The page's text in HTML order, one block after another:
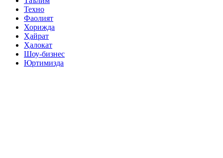
Техно
Фаолият
Хорижда
Ҳайрат
Ҳалокат
Шоу-бизнес
Юртимизда